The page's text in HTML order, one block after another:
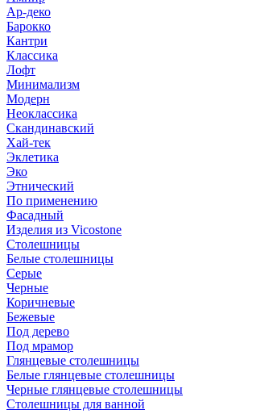
Ар-деко
Барокко
Кантри
Классика
Лофт
Минимализм
Модерн
Неоклассика
Скандинавский
Хай-тек
Эклетика
Эко
Этнический
По применению
Фасадный
Изделия из Vicostone
Столешницы
Белые столешницы
Серые
Черные
Коричневые
Бежевые
Под дерево
Под мрамор
Глянцевые столешницы
Белые глянцевые столешницы
Черные глянцевые столешницы
Столешницы для ванной